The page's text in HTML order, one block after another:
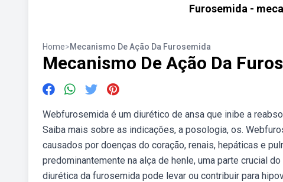
Furosemida -
Home>Mecanismo De Ação Da Furosemida
Mecanismo De Ação Da
Webfurosemida é um diurético de ansa que inibe a
Saiba mais sobre as indicações, a posologia, os.
causados por doenças do coração, renais, hepáticas e
predominantemente na alça de henle, uma parte crucial
diurética da furosemida pode levar ou contribuir para